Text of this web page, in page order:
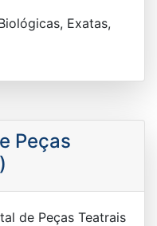
Exatas,
Peças
de Peças Teatrais